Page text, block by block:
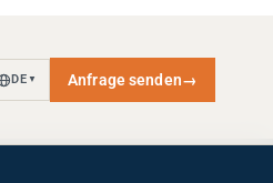
DE